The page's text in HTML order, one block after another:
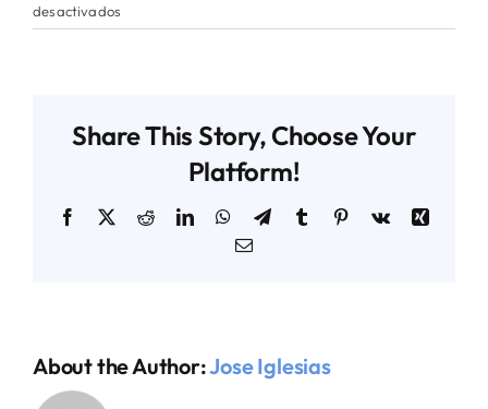
AGENDA ACADÉMICA
ACERCA DE NOSOTROS
desactivados
Gobernanza
Share This Story, Choose Your
Platform!
Facebook
X RedditLinkedInWhatsApp
TelegramTumblr Pinterest
Vk
Xing
Email
About the Author:Jose Iglesias